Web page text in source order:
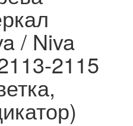
/ Niva
2115